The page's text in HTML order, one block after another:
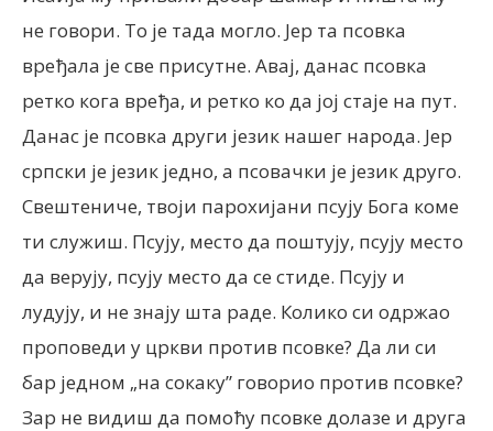
не говори. То је тада могло. Јер та псовка
вређала је све присутне. Авај, данас псовка
ретко кога вређа, и ретко ко да јој стаје на пут.
Данас је псовка други језик нашег народа. Јер
српски је језик једно, а псовачки је језик друго.
Свештениче, твоји парохијани псују Бога коме
ти служиш. Псују, место да поштују, псују место
да верују, псују место да се стиде. Псују и
лудују, и не знају шта раде. Колико си одржао
проповеди у цркви против псовке? Да ли си
бар једном „на сокаку” говорио против псовке?
Зар не видиш да помоћу псовке долазе и друга